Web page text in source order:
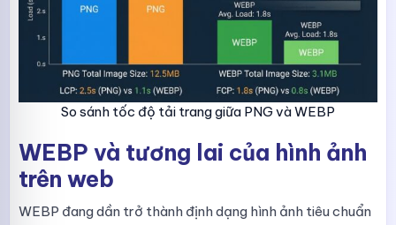
So sánh tốc độ tải trang giữa PNG và WEBP
WEBP và tương lai của hình ảnh
trên web
WEBP đang dần trở thành định dạng hình ảnh tiêu chuẩn